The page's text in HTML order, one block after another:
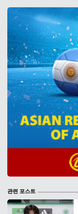
관련 포스트